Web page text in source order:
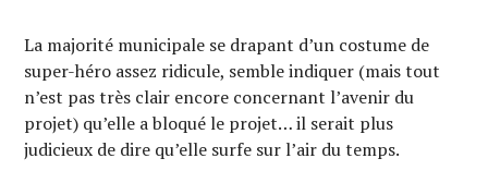
La majorité municipale se drapant d’un costume de
super-héro assez ridicule, semble indiquer (mais tout
n’est pas très clair encore concernant l’avenir du
projet) qu’elle a bloqué le projet… il serait plus
judicieux de dire qu’elle surfe sur l’air du temps.